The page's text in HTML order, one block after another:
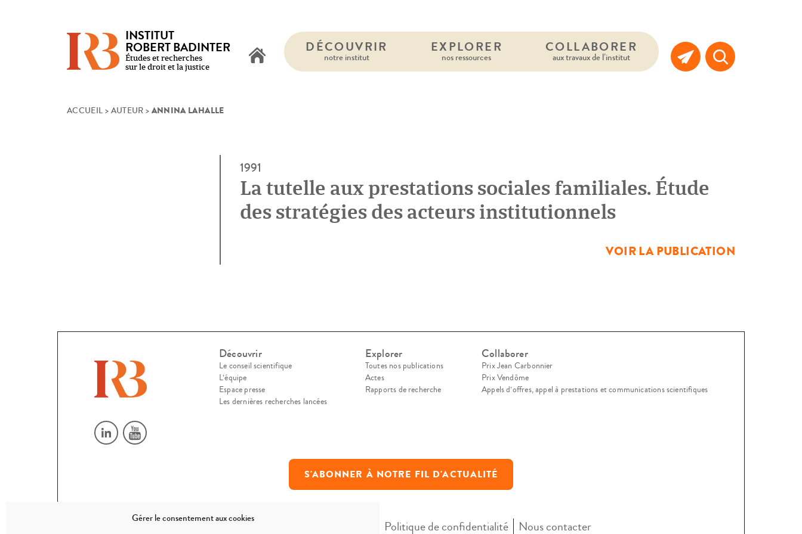
Gérer le consentement aux cookies
INSTITUT
ROBERT BADINTER
Études et recherches
sur le droit et la justice
DÉCOUVRIR
notre institut
EXPLORER
nos ressources
COLLABORER
aux travaux de l’institut
ACCUEIL > AUTEUR > ANNINA LAHALLE
1991
La tutelle aux prestations sociales familiales. Étude
des stratégies des acteurs institutionnels
VOIR LA PUBLICATION
Découvrir
Le conseil scientifique
L’équipe
Espace presse
Les dernières recherches lancées
Explorer
Toutes nos publications
Actes
Rapports de recherche
Collaborer
Prix Jean Carbonnier
Prix Vendôme
Appels d’offres, appel à prestations et communications scientifiques
S'ABONNER À NOTRE FIL D'ACTUALITÉ
© 2026 Politique de confidentialité Nous contacter